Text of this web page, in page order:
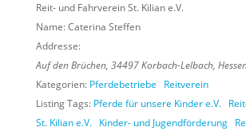
Reit- und Fahrverein St. Kilian e.V.
Name:Caterina Steffen
Addresse:
Auf den Brüchen, 34497Korbach-Lelbach,
Kategorien: Pferdebetriebe
Reitverein
Listing Tags: Pferde für unsere Kinder e.V.
St. Kilian e.V. Kinder- und Jugendförderung